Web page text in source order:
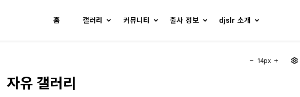
홈 갤러리 커뮤니티 출사 정보 djslr 소개
자유 갤러리
14px